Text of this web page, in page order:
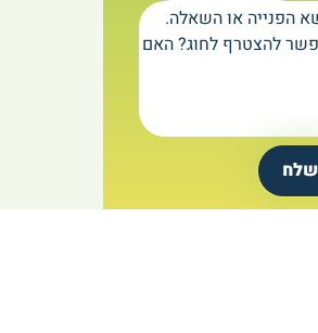
הפנייה או השאלה.
להצטרף לחוג? האם